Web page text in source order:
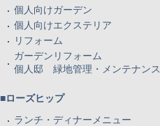
個人向けガーデン
個人向けエクステリア
リフォーム
ガーデンリフォーム
個人邸 緑地管理・メンテナンス
■ローズヒップ
ランチ・ディナーメニュー